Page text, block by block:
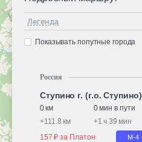
Легенда
Показывать попутные города
Россия
Ступино г. (г.о. Ступино)
0 км
0 мин в пути
+111.8 км +1 ч 39 мин
157 ₽ за Платон
М-4